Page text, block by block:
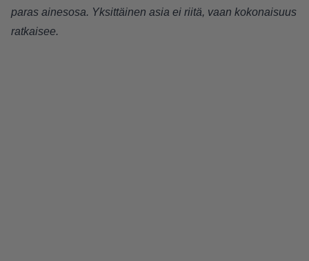
paras ainesosa. Yksittäinen asia ei riitä, vaan kokonaisuus
ratkaisee.